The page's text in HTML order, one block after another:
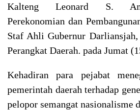
Kalteng Leonard S.
Perekonomian dan
Staf Ahli Gubernur Darliansjah,
Perangkat Daerah. pada Jumat
Kehadiran para pejabat
pemerintah daerah terhadap
pelopor semangat nasionalisme